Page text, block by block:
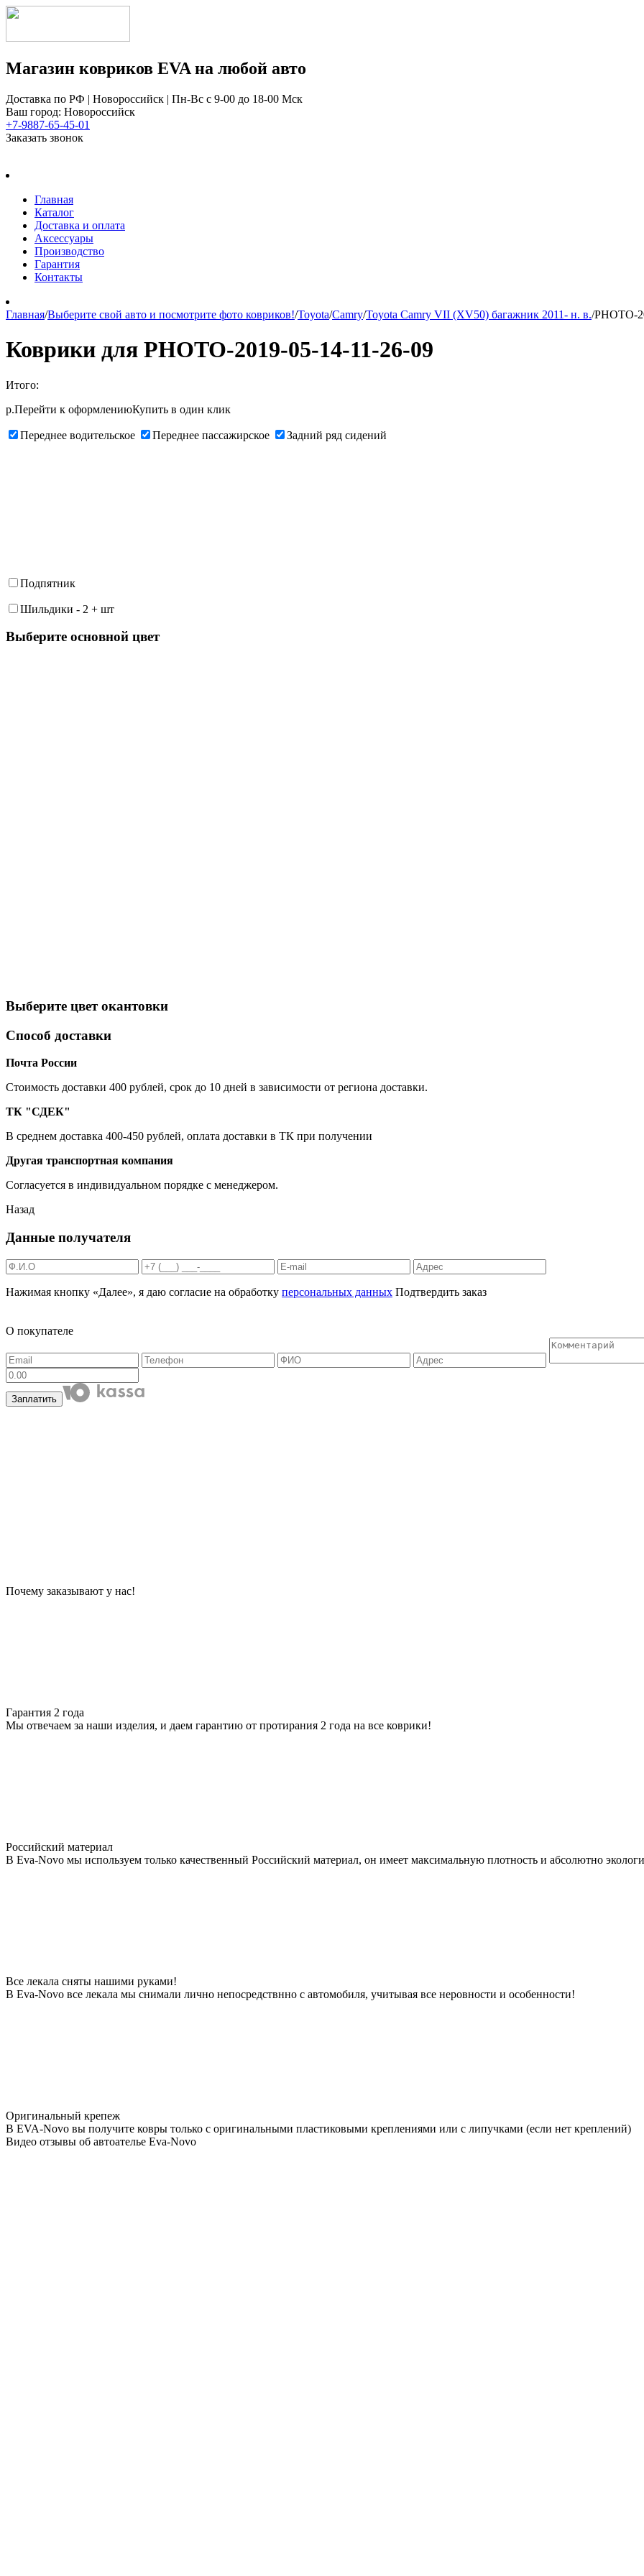
Магазин ковриков EVA ​на любой авто
Доставка по РФ | Новороссийск | Пн-Вс с 9-00 до 18-00 Мск
Ваш город: Новороссийск
+7-9887-65-45-01
Заказать звонок
Главная
Каталог
Доставка и оплата
Аксессуары
Производство
Гарантия
Контакты
Главная/Выберите свой авто и посмотрите фото ковриков!/Toyota/Camry/Toyota Camry VII (XV50) багажник 2011- н. в./PHOTO-
Коврики для PHOTO-2019-05-14-11-26-09
Итого:
р.Перейти к оформлениюКупить в один клик
Переднее водительское Переднее пассажирское Задний ряд сидений
Подпятник
Шильдики - 2 + шт
Выберите oсновной цвет
Выберите цвет окантовки
Способ доставки
Почта России
Cтоимость доставки 400 рублей, срок до 10 дней в зависимости от региона доставки.
ТК "СДЕК"
В среднем доставка 400-450 рублей, оплата доставки в ТК при получении
Другая транспортная компания
Согласуется в индивидуальном порядке с менеджером.
Назад
Данные получателя
Нажимая кнопку «Далее», я даю согласие на обработку персональных данных Подтвердить заказ
О покупателе
Заплатить
Почему заказывают у нас!
Гарантия 2 года
Мы отвечаем за наши изделия, и даем гарантию от протирания 2 года на все коврики!
Российский материал
В Eva-Novo мы используем только качественный Российский материал, он имеет максимальную плотность и абсолютно
Все лекала сняты нашими руками!
В Eva-Novo все лекала мы снимали лично непосредствнно с автомобиля, учитывая все неровности и особенности!
Оригинальный крепеж
В EVA-Novo вы получите ковры только с оригинальными пластиковыми креплениями или с липучками (если нет креплений)
Видео отзывы об автоателье Eva-Novo